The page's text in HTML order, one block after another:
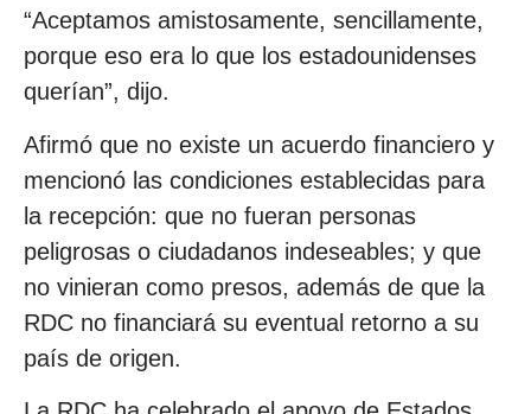
“Aceptamos amistosamente, sencillamente,
porque eso era lo que los estadounidenses
querían”, dijo.
Afirmó que no existe un acuerdo financiero y
mencionó las condiciones establecidas para
la recepción: que no fueran personas
peligrosas o ciudadanos indeseables; y que
no vinieran como presos, además de que la
RDC no financiará su eventual retorno a su
país de origen.